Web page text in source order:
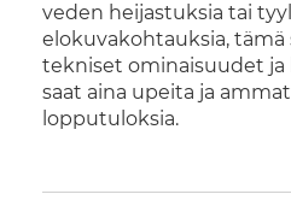
veden heijastuksia tai
elokuvakohtauksia,
tekniset ominaisuudet ja
saat aina upeita ja
lopputuloksia.